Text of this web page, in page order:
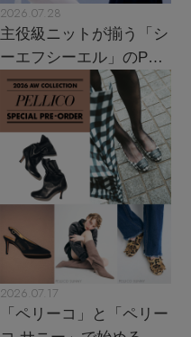
2026.07.28
主役級ニットが揃う「シ
ーエフシーエル」のPOP
UPがスタート
2026.07.17
「ペリーコ」と「ペリー